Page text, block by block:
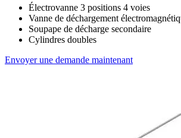
Électrovanne 3 positions 4 voies
Vanne de déchargement
Soupape de décharge secondaire
Cylindres doubles
Envoyer une demande maintenant